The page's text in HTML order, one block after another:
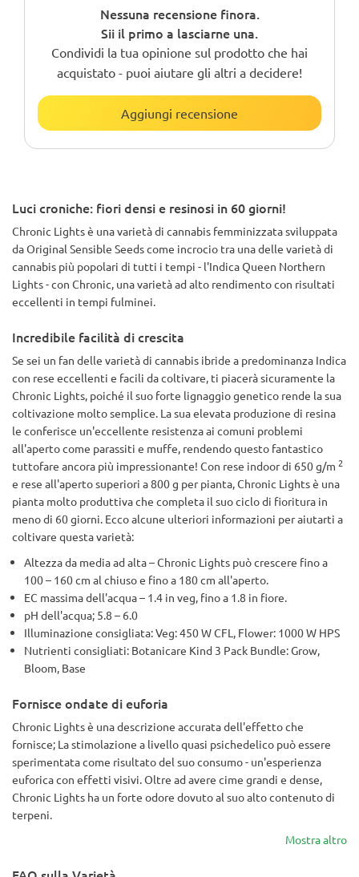
Nessuna recensione finora.
Sii il primo a lasciarne una.
Condividi la tua opinione sul prodotto che hai
acquistato - puoi aiutare gli altri a decidere!
Aggiungi recensione
Luci croniche: fiori densi e resinosi in 60 giorni!
Chronic Lights è una varietà di cannabis femminizzata sviluppata
da Original Sensible Seeds come incrocio tra una delle varietà di
cannabis più popolari di tutti i tempi - l'Indica Queen Northern
Lights - con Chronic, una varietà ad alto rendimento con risultati
eccellenti in tempi fulminei.
Incredibile facilità di crescita
Se sei un fan delle varietà di cannabis ibride a predominanza Indica
con rese eccellenti e facili da coltivare, ti piacerà sicuramente la
Chronic Lights, poiché il suo forte lignaggio genetico rende la sua
coltivazione molto semplice. La sua elevata produzione di resina
le conferisce un'eccellente resistenza ai comuni problemi
all'aperto come parassiti e muffe, rendendo questo fantastico
tuttofare ancora più impressionante! Con rese indoor di 650 g/m 2
e rese all'aperto superiori a 800 g per pianta, Chronic Lights è una
pianta molto produttiva che completa il suo ciclo di fioritura in
meno di 60 giorni. Ecco alcune ulteriori informazioni per aiutarti a
coltivare questa varietà:
Altezza da media ad alta – Chronic Lights può crescere fino a
100 – 160 cm al chiuso e fino a 180 cm all'aperto.
EC massima dell'acqua – 1.4 in veg, fino a 1.8 in fiore.
pH dell'acqua; 5.8 – 6.0
Illuminazione consigliata: Veg: 450 W CFL, Flower: 1000 W HPS
Nutrienti consigliati: Botanicare Kind 3 Pack Bundle: Grow,
Bloom, Base
Fornisce ondate di euforia
Chronic Lights è una descrizione accurata dell'effetto che
fornisce; La stimolazione a livello quasi psichedelico può essere
sperimentata come risultato del suo consumo - un'esperienza
euforica con effetti visivi. Oltre ad avere cime grandi e dense,
Chronic Lights ha un forte odore dovuto al suo alto contenuto di
terpeni.
Mostra altro